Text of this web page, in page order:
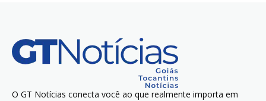
O GT Notícias conecta você ao que realmente importa em